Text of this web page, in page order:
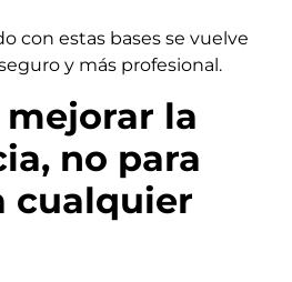
con estas bases se vuelve
y más profesional.
mejorar la
no para
cualquier